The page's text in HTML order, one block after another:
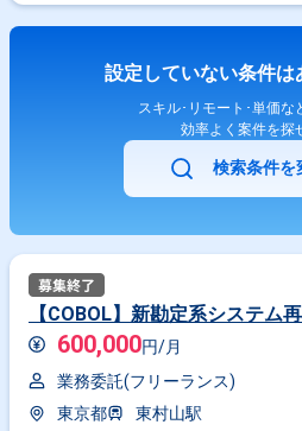
設定していない条件は
スキル･リモート･単価な
効率よく案件を探
検索条件を
【COBOL】新勘定系システム
600,000円/月
業務委託(フリーランス)
東京都
東村山駅